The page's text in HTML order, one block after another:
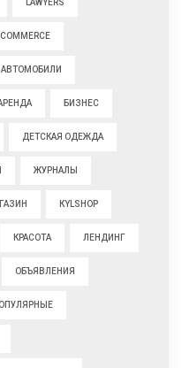
LAWYERS
АВТОМОБИЛИ
БИЗНЕС
ДЕТСКАЯ ОДЕЖДА
ЖУРНАЛЫ
КYLSHOP
КРАСОТА ЛЕНДИНГ
ОБЪЯВЛЕНИЯ